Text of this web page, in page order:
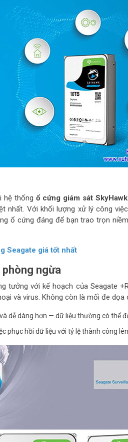
hệ thống ổ cứng giám sát SkyHawk
nhất. Với khối lượng xử lý công
ổ cứng đáng để bạn trao trọn
Seagate giá tốt nhất
ngừa
tưởng với kế hoạch của Seagate
và virus. Không còn là mối đe dọa
dễ dàng hơn — dữ liệu thường có thể
phục hồi dữ liệu với tỷ lệ thành công lên